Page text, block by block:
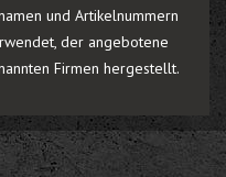
und Artikelnummern
der angebotene
Firmen hergestellt.